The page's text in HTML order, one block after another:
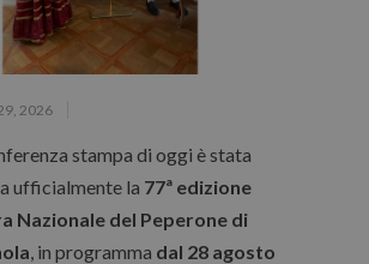
2026
stampa di oggi è stata
ufficialmente la 77ª edizione
Nazionale del Peperone di
, in programma dal 28 agosto